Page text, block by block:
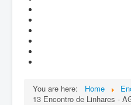
You are here: Home
13 Encontro de Linhares -